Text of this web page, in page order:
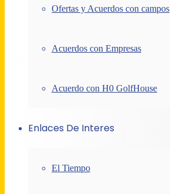
Ofertas y Acuerdos con campos
Acuerdos con Empresas
Acuerdo con H0 GolfHouse
Enlaces De Interes
El Tiempo